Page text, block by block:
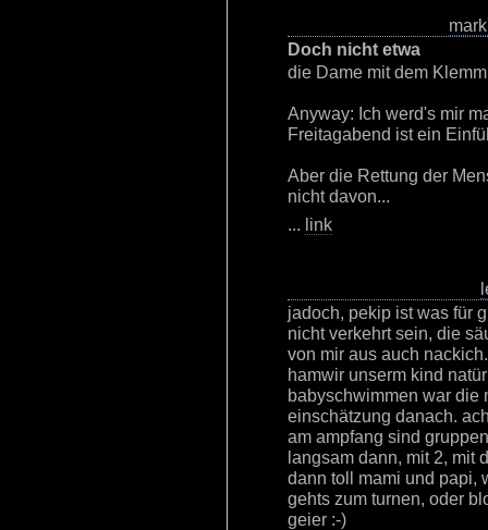
Doch nicht etwa
die Dame mit dem
Anyway: Ich werd's mir
Freitagabend ist ein
Aber die Rettung der
nicht davon...
... link
jadoch, pekip ist was für
nicht verkehrt sein, die
von mir aus auch
hamwir unserm kind
babyschwimmen war die
einschätzung danach.
am ampfang sind
langsam dann, mit 2, mit
dann toll mami und papi,
gehts zum turnen, oder
geier :-)